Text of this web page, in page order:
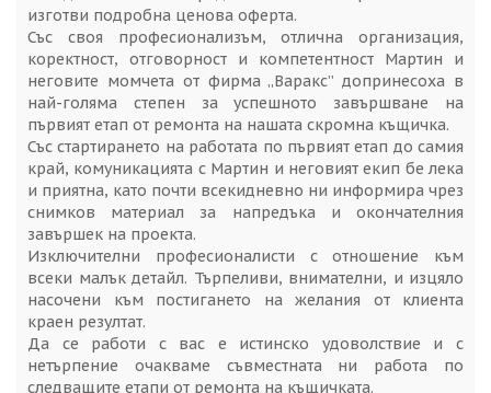
изготви подробна ценова оферта.
Със своя професионализъм, отлична организация,
коректност, отговорност и компетентност Мартин и
неговите момчета от фирма „Варакс” допринесоха в
най-голяма степен за успешното завършване на
първият етап от ремонта на нашата скромна къщичка.
Със стартирането на работата по първият етап до самия
край, комуникацията с Мартин и неговият екип бе лека
и приятна, като почти всекидневно ни информира чрез
снимков материал за напредъка и окончателния
завършек на проекта.
Изключителни професионалисти с отношение към
всеки малък детайл. Търпеливи, внимателни, и изцяло
насочени към постигането на желания от клиента
краен резултат.
Да се работи с вас е истинско удоволствие и с
нетърпение очакваме съвместната ни работа по
следващите етапи от ремонта на къщичката.